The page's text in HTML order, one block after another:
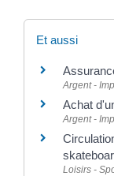
Et aussi
Argent -
Achat
Argent -
Loisirs -